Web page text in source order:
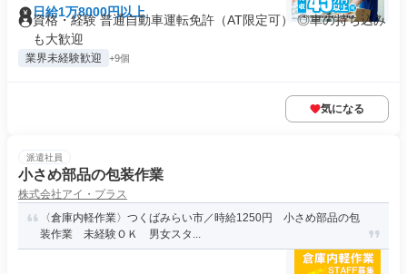
日給1万8000円以上
資格・経験 普通自動車運転免許（AT限定可） ◎車の持ち込み
も大歓迎
業界未経験歓迎 +9個
気になる
派遣社員
小さめ部品の包装作業
株式会社アイ・プラス
〈倉庫内軽作業〉つくばみらい市／時給1250円 小さめ部品の包
装作業 未経験ＯＫ 男女スタ...